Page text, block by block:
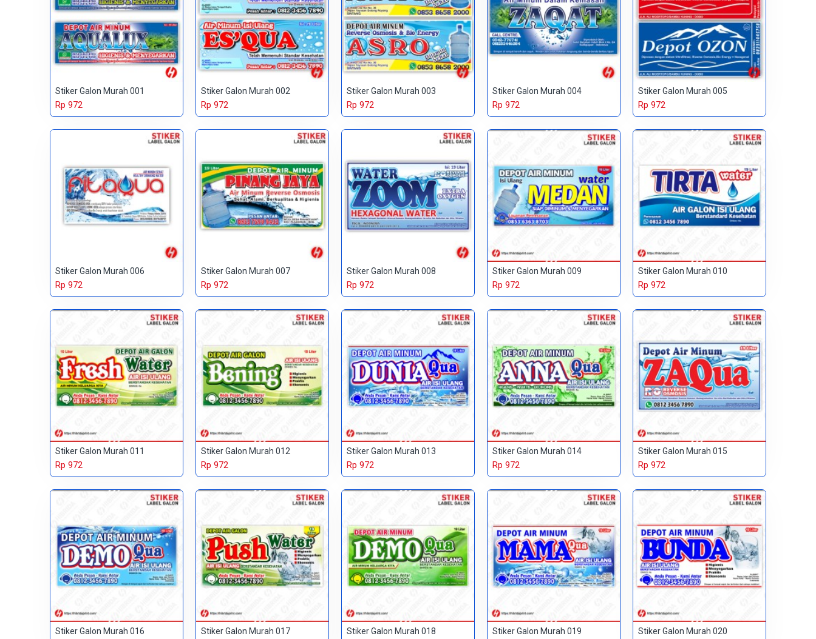
Stiker Galon Murah 001
Rp 972
Stiker Galon Murah 002
Rp 972
Stiker Galon Murah 003
Rp 972
Stiker Galon Murah 004
Rp 972
Stiker Galon Murah 005
Rp 972
Stiker Galon Murah 006
Rp 972
Stiker Galon Murah 007
Rp 972
Stiker Galon Murah 008
Rp 972
Stiker Galon Murah 009
Rp 972
Stiker Galon Murah 010
Rp 972
Stiker Galon Murah 011
Rp 972
Stiker Galon Murah 012
Rp 972
Stiker Galon Murah 013
Rp 972
Stiker Galon Murah 014
Rp 972
Stiker Galon Murah 015
Rp 972
Stiker Galon Murah 016 Stiker Galon Murah 017 Stiker Galon Murah 018 Stiker Galon Murah 019 Stiker Galon Murah 020